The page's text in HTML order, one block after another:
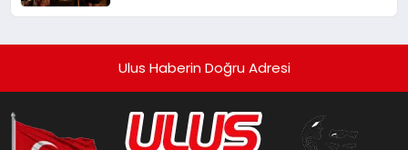
Ulus Haberin Doğru Adresi